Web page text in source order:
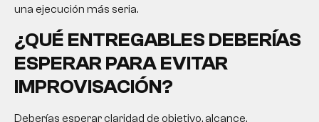
una ejecución más seria.
¿QUÉ ENTREGABLES DEBERÍAS
ESPERAR PARA EVITAR
IMPROVISACIÓN?
Deberías esperar claridad de objetivo, alcance,